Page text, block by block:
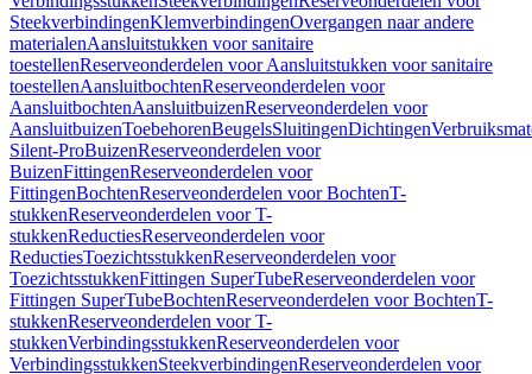
SteekverbindingenKlemverbindingenOvergangen naar andere
materialenAansluitstukken voor sanitaire
toestellenReserveonderdelen voor Aansluitstukken voor sanitaire
toestellenAansluitbochtenReserveonderdelen voor
AansluitbochtenAansluitbuizenReserveonderdelen voor
AansluitbuizenToebehorenBeugelsSluitingenDichtingen
Silent-ProBuizenReserveonderdelen voor
BuizenFittingenReserveonderdelen voor
FittingenBochtenReserveonderdelen voor BochtenT-
stukkenReserveonderdelen voor T-
stukkenReductiesReserveonderdelen voor
ReductiesToezichtsstukkenReserveonderdelen voor
ToezichtsstukkenFittingen SuperTubeReserveonderdelen voor
Fittingen SuperTubeBochtenReserveonderdelen voor BochtenT-
stukkenReserveonderdelen voor T-
stukkenVerbindingsstukkenReserveonderdelen voor
VerbindingsstukkenSteekverbindingenReserveonderdelen voor